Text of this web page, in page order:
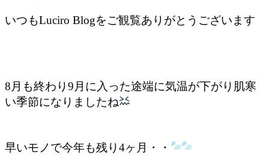
いつもLuciro Blogをご観覧ありがとうございます
8月も終わり9月に入った途端に気温が下がり肌寒
い季節になりましたね
早いモノで今年も残り4ヶ月・・